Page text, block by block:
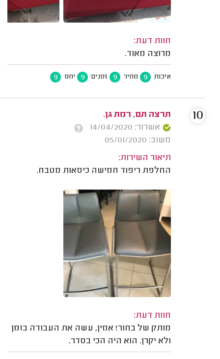
חוות דעת:
מרוצה מאוד.
איכות 9 מחיר 9 זמנים 9 יחס 9
תרצה תם, רמת גן.
אשרור: 14/04/2020
משוב: 05/01/2020
תיאור השירות:
החלפת ריפוד חמישה כיסאות מטבח.
חוות דעת:
מותק של בחור! אמין, עשה את העבודה בזמן
ולא יקרן. הוא היה הכי בסדר.
10